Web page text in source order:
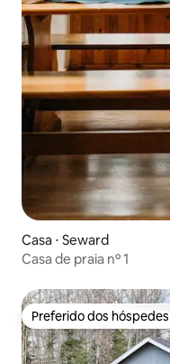
Casa ⋅ Seward
Casa de praia nº 1
Preferido dos hóspedes
Preferido dos hóspedes